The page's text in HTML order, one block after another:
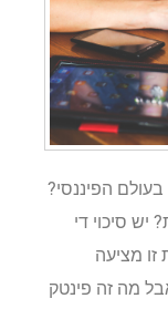
הפיננסי?
סיכוי די
מציעה
מה זה פינטק